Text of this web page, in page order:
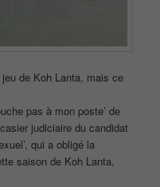
de Koh Lanta, mais ce
pas à mon poste’ de
judiciaire du candidat
qui a obligé la
saison de Koh Lanta,